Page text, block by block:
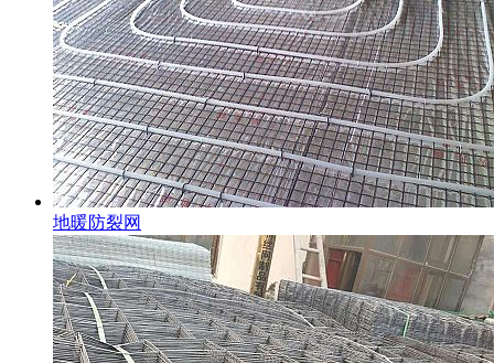
地暖防裂网